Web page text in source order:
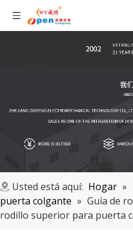
Usted está aquí: Hogar »
puerta colgante » Guía de
rodillo superior para puerta